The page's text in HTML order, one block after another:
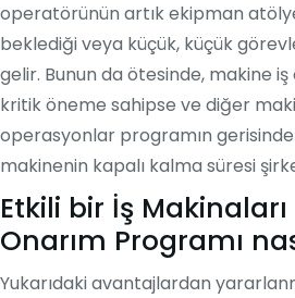
operatörünün artık ekipman
beklediği veya küçük, küçük
gelir. Bunun da ötesinde, makine
kritik öneme sahipse ve diğer
operasyonlar programın
makinenin kapalı kalma süresi
Etkili bir İş Makinaları
Onarım Programı
Yukarıdaki avantajlardan